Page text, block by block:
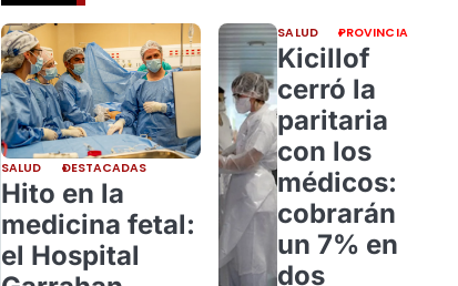
SALUD DESTACADAS
Hito en la
medicina fetal:
el Hospital
SALUD PROVINCIA
Kicillof
cerró la
paritaria
con los
médicos:
cobrarán
un 7% en
dos